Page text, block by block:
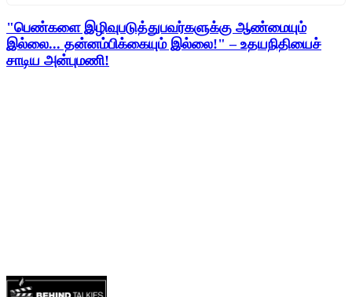
"பெண்களை இழிவுபடுத்துபவர்களுக்கு ஆண்மையும்
இல்லை... தன்னம்பிக்கையும் இல்லை!" – உதயநிதியைச்
சாடிய அன்புமணி!